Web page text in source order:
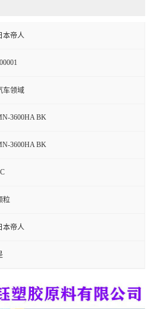
本帝人
车领域
3600HA BK
3600HA BK
粒
本帝人